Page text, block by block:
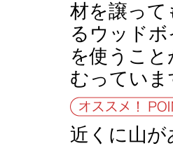
材を譲っ
るウッド
を使うこ
むっていま
近くに山が